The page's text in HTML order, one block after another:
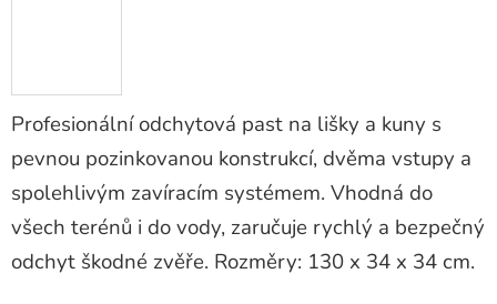
Profesionální odchytová past na lišky a kuny s
pevnou pozinkovanou konstrukcí, dvěma vstupy a
spolehlivým zavíracím systémem. Vhodná do
všech terénů i do vody, zaručuje rychlý a bezpečný
odchyt škodné zvěře. Rozměry: 130 x 34 x 34 cm.